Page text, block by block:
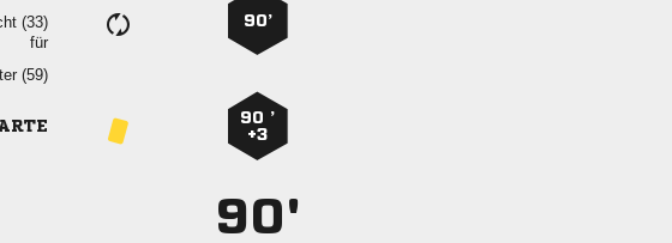

für

90’
90 ’
+3
90'